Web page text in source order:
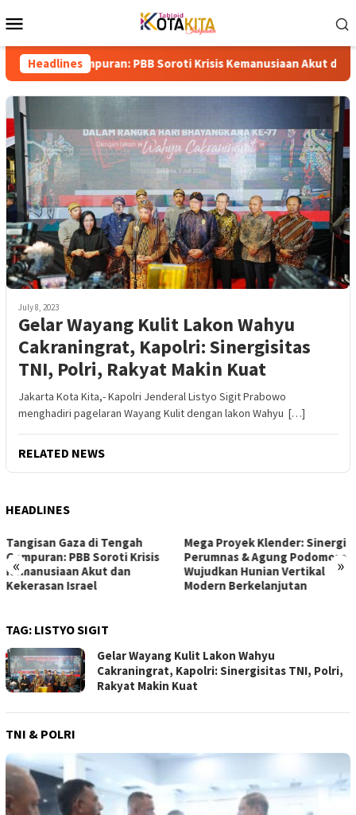
to
Menu
HeadlinesPBB Soroti Krisis Kemanusiaan Akut dan Kekerasan
July 8, 2023
Gelar Wayang Kulit Lakon Wahyu
Cakraningrat, Kapolri: Sinergisitas
TNI, Polri, Rakyat Makin Kuat
Jakarta Kota Kita,- Kapolri Jenderal Listyo Sigit Prabowo
menghadiri pagelaran Wayang Kulit dengan lakon Wahyu […]
RELATED NEWS
HEADLINES
« »
Mega Proyek Klender: Sinergi
Perumnas & Agung Podomoro
Wujudkan Hunian Vertikal
Modern Berkelanjutan
Dari Ambang Putus Sekolah
ke Gerbang Beasiswa: Kisah
Inspiratif Anna di Sekolah
Rakyat
TAG: LISTYO SIGIT
Gelar Wayang Kulit Lakon Wahyu
Cakraningrat, Kapolri: Sinergisitas TNI, Polri,
Rakyat Makin Kuat
TNI & POLRI